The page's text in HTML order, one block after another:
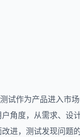
试作为产品进入市
角度，从需求、设
进，测试发现问题